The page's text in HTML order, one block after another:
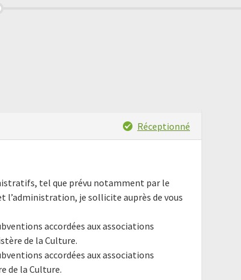
Réceptionné
tel que prévu notamment par le
l’administration, je sollicite auprès de vous
accordées aux associations
de la Culture.
accordées aux associations
de la Culture.